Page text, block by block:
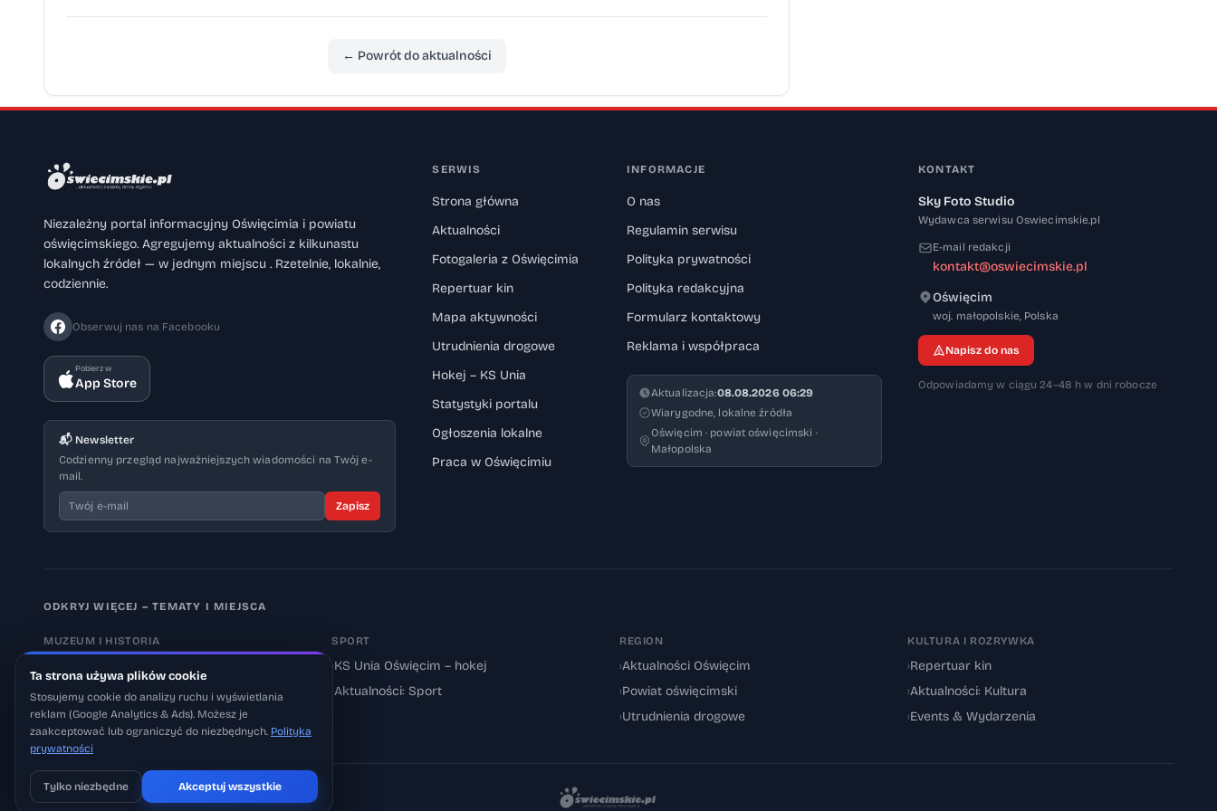
← Powrót do aktualności
Niezależny portal informacyjny Oświęcimia i powiatu
oświęcimskiego. Agregujemy aktualności z kilkunastu
lokalnych źródeł — w jednym miejscu . Rzetelnie, lokalnie,
codziennie.
Obserwuj nas na Facebooku
Pobierz w
App Store
📬 Newsletter
Codzienny przegląd najważniejszych wiadomości na Twój e-
mail.
Zapisz
SERWIS
Strona główna
Aktualności
Fotogaleria z Oświęcimia
Repertuar kin
Mapa aktywności
Utrudnienia drogowe
Hokej – KS Unia
Statystyki portalu
Ogłoszenia lokalne
Praca w Oświęcimiu
INFORMACJE
O nas
Regulamin serwisu
Polityka prywatności
Polityka redakcyjna
Formularz kontaktowy
Reklama i współpraca
Aktualizacja:08.08.2026 06:29
Wiarygodne, lokalne źródła
Oświęcim · powiat oświęcimski ·
Małopolska
KONTAKT
Sky Foto Studio
Wydawca serwisu Oswiecimskie.pl
E-mail redakcji
kontakt@oswiecimskie.pl
Oświęcim
woj. małopolskie, 32-600
Polska
Napisz do nas
Odpowiadamy w ciągu 24–48 h w dni robocze
ODKRYJ WIĘCEJ – TEMATY I MIEJSCA
MUZEUM I HISTORIA
› Aktualności: Muzeum
›Aktualności: Historia
SPORT
›KS Unia Oświęcim – hokej
Aktualności: Sport
REGION
›Aktualności Oświęcim
›Powiat oświęcimski
›Utrudnienia drogowe
KULTURA I ROZRYWKA
›Repertuar kin
›Aktualności: Kultura
›Events & Wydarzenia
Ta strona używa plików cookie
Stosujemy cookie do analizy ruchu i wyświetlania
reklam (Google Analytics & Ads). Możesz je
zaakceptować lub ograniczyć do niezbędnych. Polityka
prywatności
Tylko niezbędne Akceptuj wszystkie
Pobierz na iOS